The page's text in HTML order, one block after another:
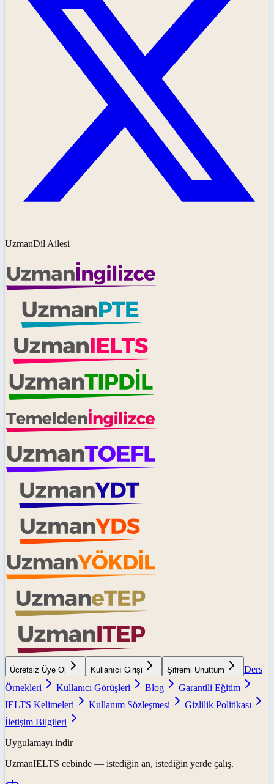
UzmanDil Ailesi
Ücretsiz Üye Ol Kullanıcı Girişi Şifremi Unuttum
Ders
Örnekleri
Kullanıcı Görüşleri Blog
Garantili Eğitim
IELTS Kelimeleri
Kullanım Sözleşmesi
Gizlilik Politikası
İletişim Bilgileri
Uygulamayı indir
UzmanIELTS cebinde — istediğin an, istediğin yerde çalış.